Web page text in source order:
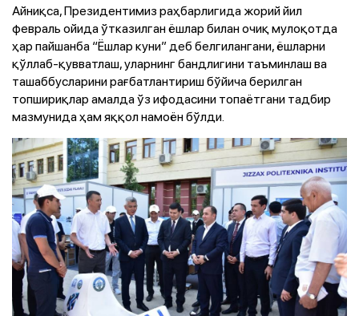
Айниқса, Президентимиз раҳбарлигида жорий йил
февраль ойида ўтказилган ёшлар билан очиқ мулоқотда
ҳар пайшанба “Ёшлар куни” деб белгилангани, ёшларни
қўллаб-қувватлаш, уларнинг бандлигини таъминлаш ва
ташаббусларини рағбатлантириш бўйича берилган
топшириқлар амалда ўз ифодасини топаётгани тадбир
мазмунида ҳам яққол намоён бўлди.